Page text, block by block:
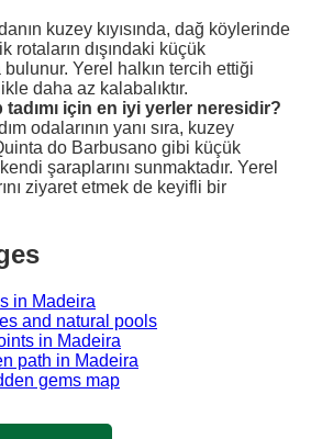
kuzey kıyısında, dağ köylerinde
rotaların dışındaki küçük
Yerel halkın tercih ettiği
daha az kalabalıktır.
tadımı için en iyi yerler neresidir?
odalarının yanı sıra, kuzey
do Barbusano gibi küçük
şaraplarını sunmaktadır. Yerel
ziyaret etmek de keyifli bir
in Madeira
and natural pools
in Madeira
path in Madeira
gems map